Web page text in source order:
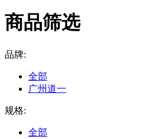
商品筛选
品牌:
全部
广州道一
规格:
全部